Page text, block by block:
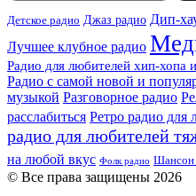
Детское радио Джаз радио Дип-
Лучшее клубное радио
Радио для любителей хип-хопа
Радио с самой новой и
музыкой Разговорное радио
расслабиться Ретро радио для
радио для любителей
на любой вкус Фолк радио Шансон
© Все права защищены 2026